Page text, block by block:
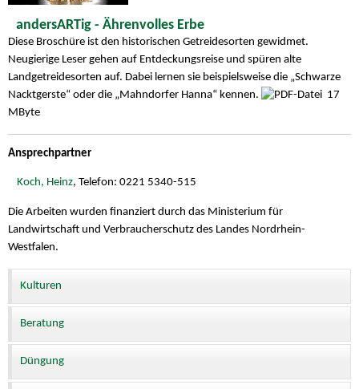
andersARTig - Ährenvolles Erbe
Diese Broschüre ist den historischen Getreidesorten gewidmet.
Neugierige Leser gehen auf Entdeckungsreise und spüren alte
Landgetreidesorten auf. Dabei lernen sie beispielsweise die „Schwarze
Nacktgerste“ oder die „Mahndorfer Hanna“ kennen.
17
MByte
Ansprechpartner
Koch, Heinz, Telefon: 0221 5340-515
Die Arbeiten wurden finanziert durch das Ministerium für
Landwirtschaft und Verbraucherschutz des Landes Nordrhein-
Westfalen.
Kulturen
Beratung
Düngung